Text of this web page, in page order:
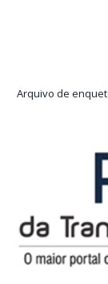
Arquivo de